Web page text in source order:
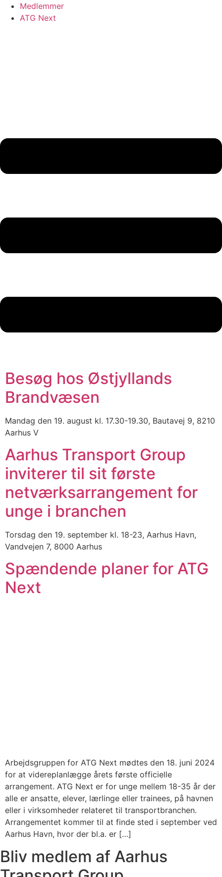
Medlemmer
ATG Next
Besøg hos Østjyllands
Brandvæsen
Mandag den 19. august kl. 17.30-19.30, Bautavej 9, 8210
Aarhus V
Aarhus Transport Group
inviterer til sit første
netværksarrangement for
unge i branchen
Torsdag den 19. september kl. 18-23, Aarhus Havn,
Vandvejen 7, 8000 Aarhus
Spændende planer for ATG
Next
Arbejdsgruppen for ATG Next mødtes den 18. juni 2024
for at videreplanlægge årets første officielle
arrangement. ATG Next er for unge mellem 18-35 år der
alle er ansatte, elever, lærlinge eller trainees, på havnen
eller i virksomheder relateret til transportbranchen.
Arrangementet kommer til at finde sted i september ved
Aarhus Havn, hvor der bl.a. er […]
Bliv medlem af Aarhus